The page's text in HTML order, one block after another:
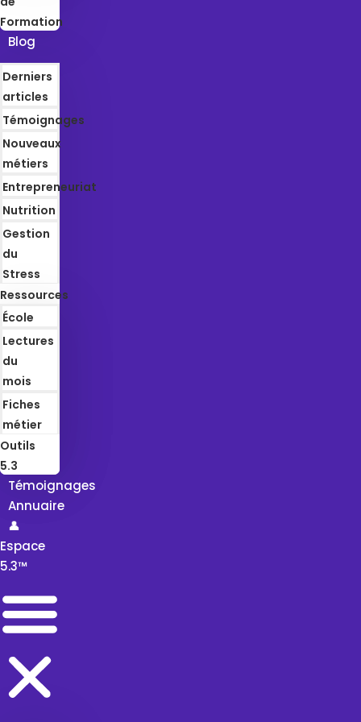
Formation
Blog
Derniers
articles
Témoignages
Nouveaux
métiers
Entrepreneuriat
Nutrition
Gestion
du
Stress
Ressources
École
Lectures
du
mois
Fiches
métier
Outils
5.3
Témoignages
Annuaire
👤
Espace
5.3™